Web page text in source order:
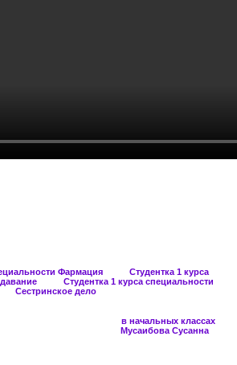
Фармация Студентка 1 курса
Студентка 1 курса специальности
Сестринское дело
в начальных классах
Мусаибова Сусанна